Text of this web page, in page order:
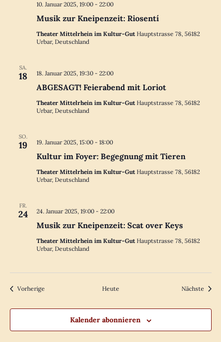
Musik zur Kneipenzeit: Riosentí
10. Januar 2025, 19:00- 22:00
Theater Mittelrhein im Kultur-Gut Hauptstrasse 78, 56182
Urbar, Deutschland
SA.
18
ABGESAGT! Feierabend mit Loriot
18. Januar 2025, 19:30- 22:00
Theater Mittelrhein im Kultur-Gut Hauptstrasse 78, 56182
Urbar, Deutschland
SO.
19
Kultur im Foyer: Begegnung mit Tieren
19. Januar 2025, 15:00- 18:00
Theater Mittelrhein im Kultur-Gut Hauptstrasse 78, 56182
Urbar, Deutschland
FR.
24
Musik zur Kneipenzeit: Scat over Keys
24. Januar 2025, 19:00- 22:00
Theater Mittelrhein im Kultur-Gut Hauptstrasse 78, 56182
Urbar, Deutschland
VorherigeVeranstaltungen Heute Nächste
Kalender abonnieren